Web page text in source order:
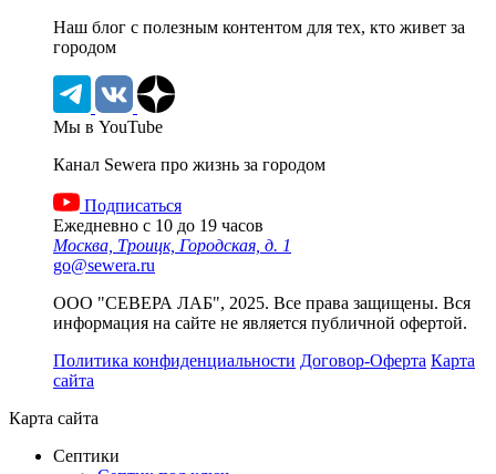
Наш блог c полезным контентом для тех, кто живет за
городом
Мы в YouTube
Канал Sewera про жизнь за городом
Подписаться
Ежедневно с 10 до 19 часов
Москва, Троицк, Городская, д. 1
go@sewera.ru
ООО "СЕВЕРА ЛАБ", 2025. Все права защищены. Вся
информация на сайте не является публичной офертой.
Политика конфиденциальности Договор-Оферта Карта
сайта
Карта сайта
Септики